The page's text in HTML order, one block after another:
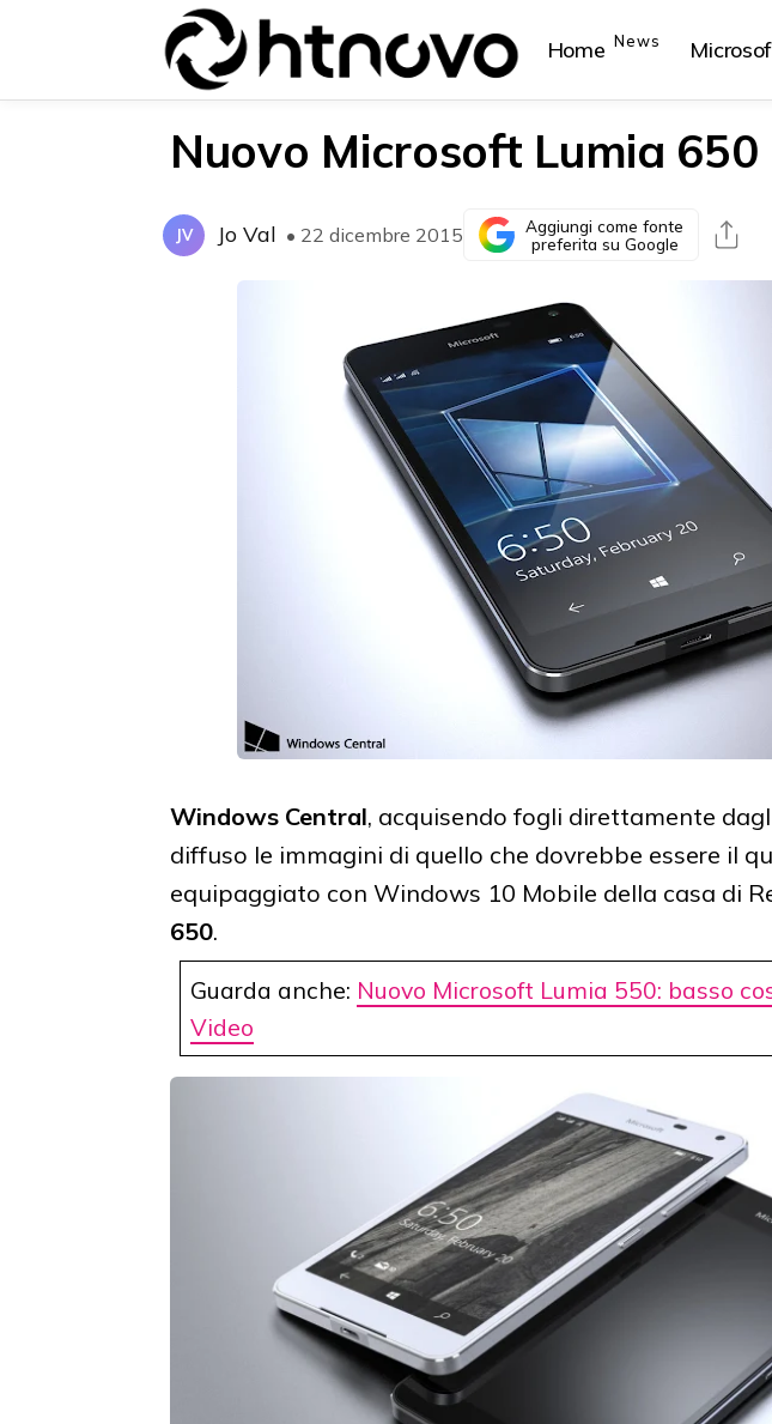
Home News
{{POSTS[0].LABEL}}
{{posts[0].title}}
{{POSTS[1].LABEL}}
{{posts[1].title}}
{{POSTS[0].LABEL}}
{{posts[0].title}}
{{POSTS[1].LABEL}}
{{posts[1].title}}
Nuovo Microsoft Lumia 650
JV Jo Val • 22 dicembre 2015
Aggiungi come fonte
preferita su Google
Windows Central, acquisendo fogli direttamente
diffuso le immagini di quello che dovrebbe essere il
equipaggiato con Windows 10 Mobile della casa di
650.
Guarda anche: Nuovo Microsoft Lumia 550: basso
Video